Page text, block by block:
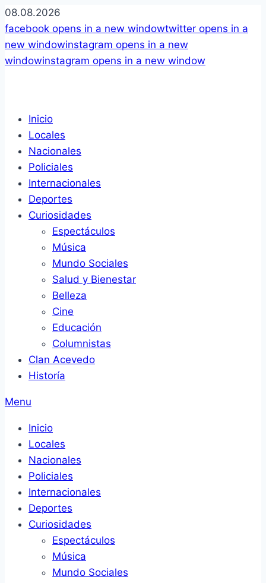
08.08.2026
facebook opens in a new windowtwitter opens in a
new windowinstagram opens in a new
windowinstagram opens in a new window
Inicio
Locales
Nacionales
Policiales
Internacionales
Deportes
Curiosidades
Espectáculos
Música
Mundo Sociales
Salud y Bienestar
Belleza
Cine
Educación
Columnistas
Clan Acevedo
Historía
Menu
Inicio
Locales
Nacionales
Policiales
Internacionales
Deportes
Curiosidades
Espectáculos
Música
Mundo Sociales